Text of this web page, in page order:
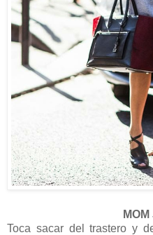
Toca sacar del trastero y